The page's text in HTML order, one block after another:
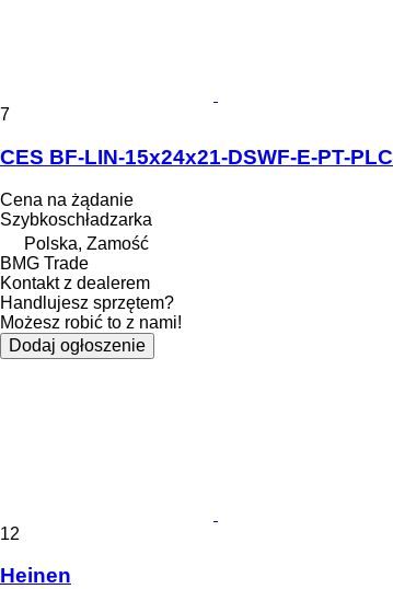
7
CES BF-LIN-15x24x21-DSWF-E-PT-PLC
Cena na żądanie
Szybkoschładzarka
Polska, Zamość
BMG Trade
Kontakt z dealerem
Handlujesz sprzętem?
Możesz robić to z nami!
Dodaj ogłoszenie
12
Heinen